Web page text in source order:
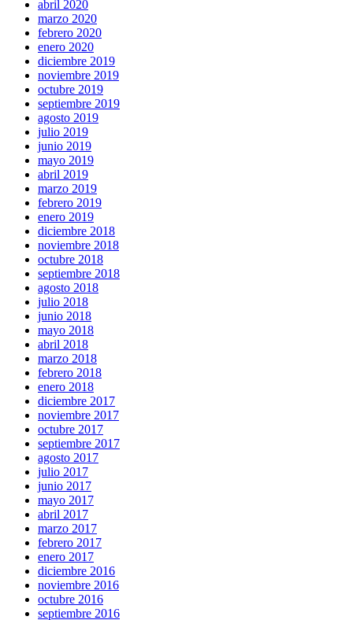
abril 2020
marzo 2020
febrero 2020
enero 2020
diciembre 2019
noviembre 2019
octubre 2019
septiembre 2019
agosto 2019
julio 2019
junio 2019
mayo 2019
abril 2019
marzo 2019
febrero 2019
enero 2019
diciembre 2018
noviembre 2018
octubre 2018
septiembre 2018
agosto 2018
julio 2018
junio 2018
mayo 2018
abril 2018
marzo 2018
febrero 2018
enero 2018
diciembre 2017
noviembre 2017
octubre 2017
septiembre 2017
agosto 2017
julio 2017
junio 2017
mayo 2017
abril 2017
marzo 2017
febrero 2017
enero 2017
diciembre 2016
noviembre 2016
octubre 2016
septiembre 2016